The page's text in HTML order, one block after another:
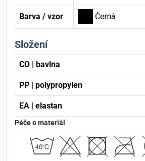
Barva / vzor Černá
Složení
CO | bavlna
PP | polypropylen
EA | elastan
Péče o materiál